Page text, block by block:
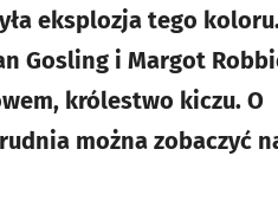
eksplozja tego
Gosling i Margot
królestwo kiczu. O
można zobaczyć